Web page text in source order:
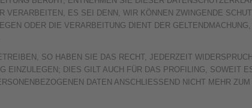
ES SEI DENN, WIR KÖNNEN ZWINGENDE
ODER DIE VERARBEITUNG DIENT DER
SO HABEN SIE DAS RECHT, JEDERZEIT
DIES GILT AUCH FÜR DAS PROFILING, SOWEIT
DATEN ANSCHLIESSEND NICHT MEHR